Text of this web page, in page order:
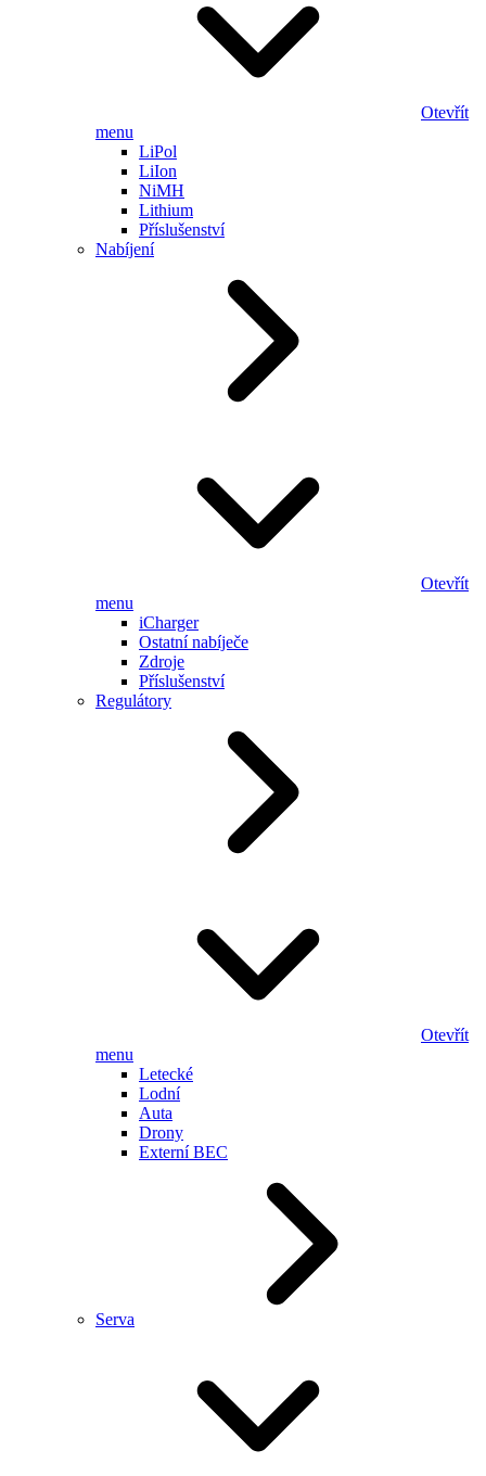
Otevřít
menu
LiPol
LiIon
NiMH
Lithium
Příslušenství
Nabíjení
Otevřít
menu
iCharger
Ostatní nabíječe
Zdroje
Příslušenství
Regulátory
Otevřít
menu
Letecké
Lodní
Auta
Drony
Externí BEC
Serva